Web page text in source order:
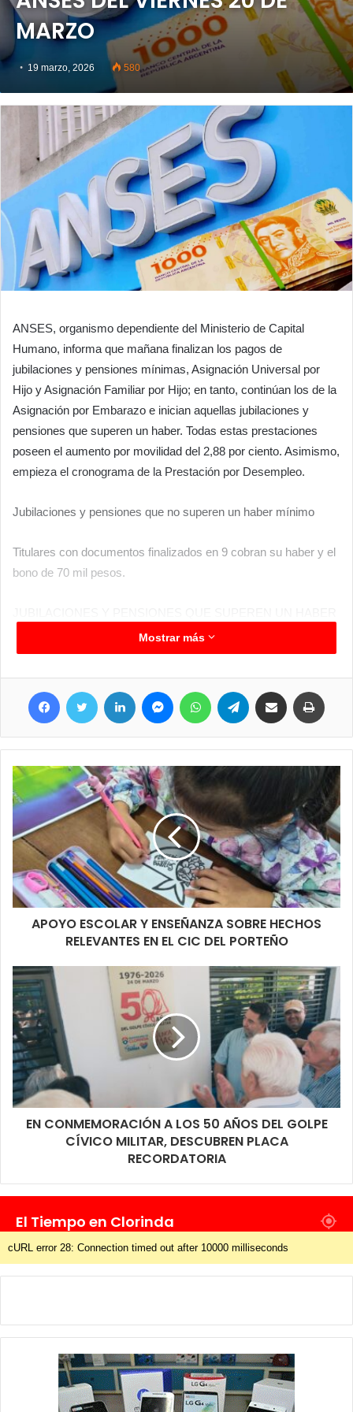
MARZO
19 marzo, 2026 580
ANSES, organismo dependiente del Ministerio de Capital
Humano, informa que mañana finalizan los pagos de
jubilaciones y pensiones mínimas, Asignación Universal por
Hijo y Asignación Familiar por Hijo; en tanto, continúan los de la
Asignación por Embarazo e inician aquellas jubilaciones y
pensiones que superen un haber. Todas estas prestaciones
poseen el aumento por movilidad del 2,88 por ciento. Asimismo,
empieza el cronograma de la Prestación por Desempleo.
Jubilaciones y pensiones que no superen un haber mínimo
Titulares con documentos finalizados en 9 cobran su haber y el
bono de 70 mil pesos.
ASIGNACIÓN UNIVERSAL POR HIJO Y ASIGNACIÓN
Titulares con documentos concluidos en 9.
ASIGNACIÓN POR EMBARAZO
Titulares con documentos finalizados en 8.
PRESTACIÓN POR DESEMPLEO
Titulares con documentos terminados en 0 y 1.
Mostrar más
APOYO ESCOLAR Y ENSEÑANZA SOBRE HECHOS
RELEVANTES EN EL CIC DEL PORTEÑO
EN CONMEMORACIÓN A LOS 50 AÑOS DEL GOLPE
CÍVICO MILITAR, DESCUBREN PLACA
RECORDATORIA
El Tiempo en Clorinda
cURL error 28: Connection timed out after 10000 milliseconds